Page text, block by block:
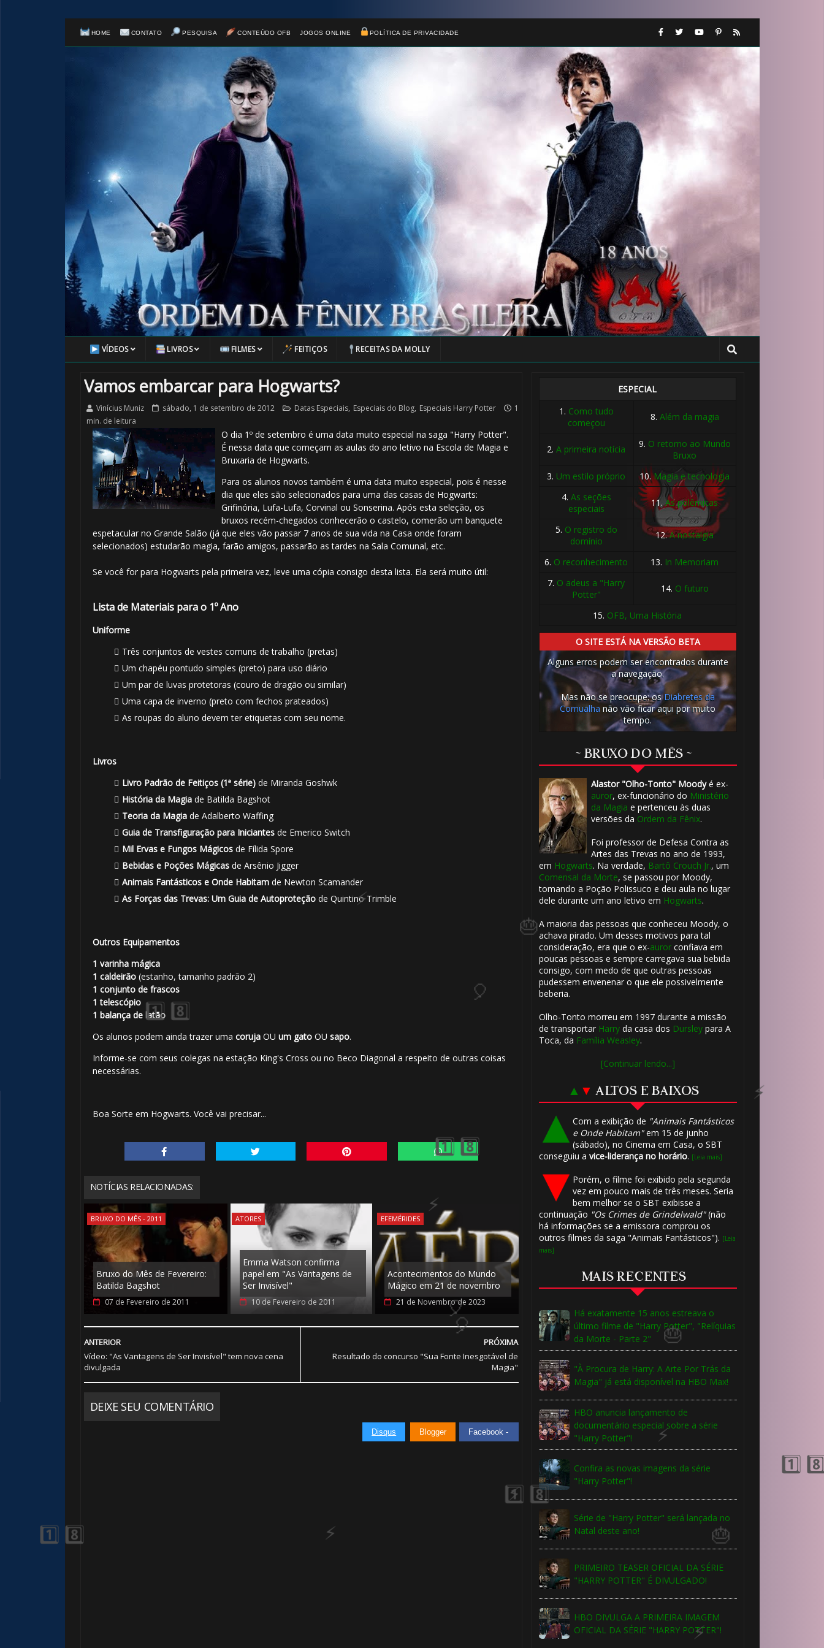
HOME CONTATO PESQUISA CONTEÚDO OFB JOGOS ONLINE POLÍTICA DE PRIVACIDADE
VÍDEOS LIVROS FILMES FEITIÇOS RECEITAS DA MOLLY
Vamos embarcar para Hogwarts?
Vinícius Muniz sábado, 1 de setembro de 2012 Datas Especiais, Especiais do Blog, Especiais Harry Potter
1
min. de leitura
O dia 1º de setembro é uma data muito especial na saga "Harry Potter".
É nessa data que começam as aulas do ano letivo na Escola de Magia e
Bruxaria de Hogwarts.
Para os alunos novos também é uma data muito especial, pois é nesse
dia que eles são selecionados para uma das casas de Hogwarts:
Grifinória, Lufa-Lufa, Corvinal ou Sonserina. Após esta seleção, os
bruxos recém-chegados conhecerão o castelo, comerão um banquete
espetacular no Grande Salão (já que eles vão passar 7 anos de sua vida na Casa onde foram
selecionados) estudarão magia, farão amigos, passarão as tardes na Sala Comunal, etc.
Se você for para Hogwarts pela primeira vez, leve uma cópia consigo desta lista. Ela será muito útil:
Lista de Materiais para o 1º Ano
Uniforme
Três conjuntos de vestes comuns de trabalho (pretas)
Um chapéu pontudo simples (preto) para uso diário
Um par de luvas protetoras (couro de dragão ou similar)
Uma capa de inverno (preto com fechos prateados)
As roupas do aluno devem ter etiquetas com seu nome.
Livros
Livro Padrão de Feitiços (1ª série)de Miranda Goshwk
História da Magiade Batilda Bagshot
Teoria da Magiade Adalberto Waffing
Guia de Transfiguração para Iniciantesde Emerico Switch
Mil Ervas e Fungos Mágicosde Fílida Spore
Bebidas e Poções Mágicasde Arsênio Jigger
Animais Fantásticos e Onde Habitamde Newton Scamander
As Forças das Trevas: Um Guia de Autoproteçãode Quintino Trimble
Outros Equipamentos
1 varinha mágica
1 caldeirão (estanho, tamanho padrão 2)
1 conjunto de frascos
1 telescópio
1 balança de latão
Os alunos podem ainda trazer uma corujaOU um gatoOU sapo.
Informe-se com seus colegas na estação King's Cross ou no Beco Diagonal a respeito de outras coisas
necessárias.
Boa Sorte em Hogwarts. Você vai precisar...
NOTÍCIAS RELACIONADAS:
BRUXO DO MÊS - 2011
Bruxo do Mês de Fevereiro:
Batilda Bagshot
07 de Fevereiro de 2011
ATORES
Emma Watson confirma
papel em "As Vantagens de
Ser Invisível"
10 de Fevereiro de 2011
EFEMÉRIDES
Acontecimentos do Mundo
Mágico em 21 de novembro
21 de Novembro de 2023
PRÓXIMA
Resultado do concurso "Sua Fonte Inesgotável de
Magia"
ANTERIOR
Vídeo: "As Vantagens de Ser Invisível" tem nova cena
divulgada
DEIXE SEU COMENTÁRIO
Disqus Blogger Facebook -
ESPECIAL
1. Como tudo
começou
8. Além da magia
2.A primeira notícia 9. O retorno ao Mundo
Bruxo
3. Um estilo próprio 10.Magia e tecnologia
4. As seções
especiais
11.As polêmicas
5. O registro do
domínio
12.A nostalgia
6. O reconhecimento 13. In Memoriam
7. O adeus a "Harry
Potter"
14. O futuro
15. OFB, Uma História
O SITE ESTÁ NA VERSÃO BETA
Alguns erros podem ser encontrados durante
a navegação.
Mas não se preocupe: osDiabretes da
Cornualha não vão ficar aqui por muito
tempo.
~ BRUXO DO MÊS ~
Alastor "Olho-Tonto" Moodyé ex-
auror, ex-funcionário do Ministério
da Magia e pertenceu às duas
versões da Ordem da Fênix.
Foi professor de Defesa Contra as
Artes das Trevas no ano de 1993,
em Hogwarts. Na verdade, Bartô Crouch Jr., um
Comensal da Morte, se passou por Moody,
tomando a Poção Polissuco e deu aula no lugar
dele durante um ano letivo em Hogwarts.
A maioria das pessoas que conheceu Moody, o
achava pirado. Um desses motivos para tal
consideração, era que o ex-aurorconfiava em
poucas pessoas e sempre carregava sua bebida
consigo, com medo de que outras pessoas
pudessem envenenar o que ele possivelmente
beberia.
Olho-Tonto morreu em 1997 durante a missão
de transportar Harryda casa dos Dursleypara A
Toca, da Família Weasley.
[Continuar lendo...]
▲ ▼ ALTOS E BAIXOS
Com a exibição de "Animais Fantásticos
e Onde Habitam"em 15 de junho
(sábado), no Cinema em Casa, o SBT
conseguiu a vice-liderança no horário. [Leia mais]
Porém, o filme foi exibido pela segunda
vez em pouco mais de três meses. Seria
bem melhor se o SBT exibisse a
continuação "Os Crimes de Grindelwald"(não
há informações se a emissora comprou os
outros filmes da saga "Animais Fantásticos"). [Leia
mais]
MAIS RECENTES
Há exatamente 15 anos estreava o
último filme de "Harry Potter", "Relíquias
da Morte - Parte 2"
"À Procura de Harry: A Arte Por Trás da
Magia" já está disponível na HBO Max!
HBO anuncia lançamento de
documentário especial sobre a série
"Harry Potter"!
Confira as novas imagens da série
"Harry Potter"!
Série de "Harry Potter" será lançada no
Natal deste ano!
PRIMEIRO TEASER OFICIAL DA SÉRIE
"HARRY POTTER" É DIVULGADO!
HBO DIVULGA A PRIMEIRA IMAGEM
OFICIAL DA SÉRIE "HARRY POTTER"!
1️⃣ 8️⃣
1️⃣ 8️⃣
🎂
⚡
🎂
⚡
⚡